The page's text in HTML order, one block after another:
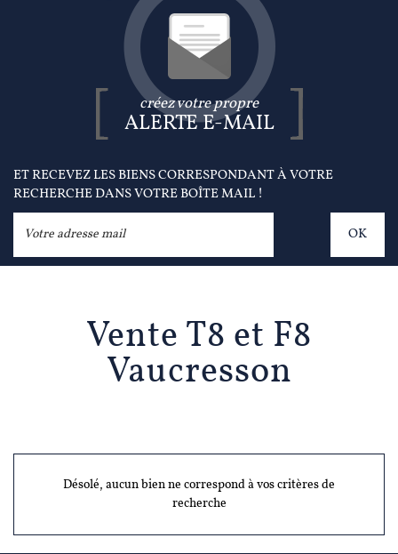
créez votre propre
ALERTE E-MAIL
ET RECEVEZ LES BIENS CORRESPONDANT À VOTRE
RECHERCHE DANS VOTRE BOÎTE MAIL !
OK
Vente T8 et F8
Vaucresson
Désolé, aucun bien ne correspond à vos critères de
recherche